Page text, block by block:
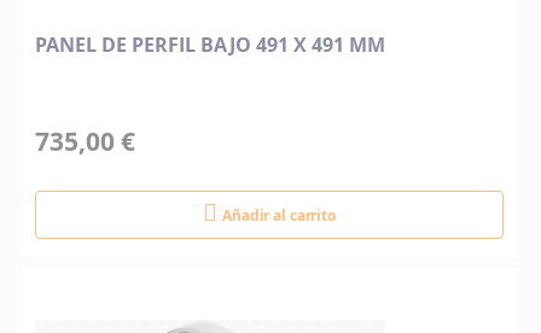
PANEL DE PERFIL BAJO 491 X 491 MM
735,00 €
Añadir al carrito